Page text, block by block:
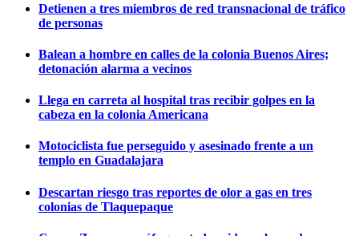
Detienen a tres miembros de red transnacional de tráfico
de personas
Balean a hombre en calles de la colonia Buenos Aires;
detonación alarma a vecinos
Llega en carreta al hospital tras recibir golpes en la
cabeza en la colonia Americana
Motociclista fue perseguido y asesinado frente a un
templo en Guadalajara
Descartan riesgo tras reportes de olor a gas en tres
colonias de Tlaquepaque